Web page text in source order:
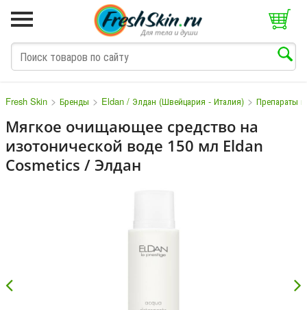
Fresh Skin > Бренды > Eldan / Элдан (Швейцария - Италия) > Препараты
Мягкое очищающее средство на
изотонической воде 150 мл Eldan
Cosmetics / Элдан
M N O P Q S